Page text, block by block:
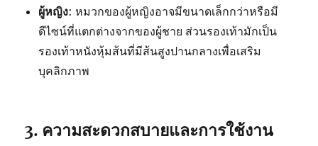
ผู้หญิง: หมวกของผู้หญิงอาจมีขนาดเล็กกว่าหรือมี
ดีไซน์ที่แตกต่างจากของผู้ชาย ส่วนรองเท้ามักเป็น
รองเท้าหนังหุ้มส้นที่มีส้นสูงปานกลางเพื่อเสริม
บุคลิกภาพ
3. ความสะดวกสบายและการใช้งาน